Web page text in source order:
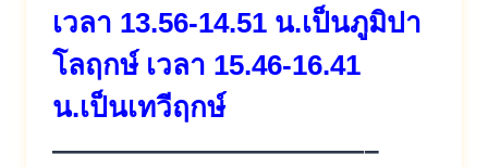
เวลา 13.56-14.51 น.เป็นภูมิปา
โลฤกษ์ เวลา 15.46-16.41
น.เป็นเทวีฤกษ์
———————————–